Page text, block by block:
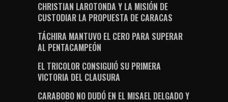
CHRISTIAN LAROTONDA Y LA MISIÓN DE
CUSTODIAR LA PROPUESTA DE CARACAS
TÁCHIRA MANTUVO EL CERO PARA SUPERAR
AL PENTACAMPEÓN
EL TRICOLOR CONSIGUIÓ SU PRIMERA
VICTORIA DEL CLAUSURA
CARABOBO NO DUDÓ EN EL MISAEL DELGADO Y